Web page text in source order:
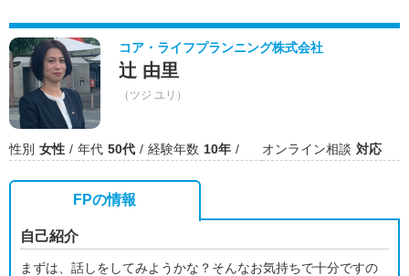
コア・ライフプランニング株式会社
辻 由里
（ツジ ユリ）
性別 女性 年代 50代 経験年数 10年 オンライン相談 対応
FPの情報
自己紹介
まずは、話しをしてみようかな？そんなお気持ちで十分ですの